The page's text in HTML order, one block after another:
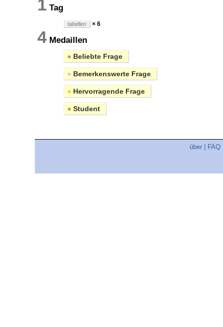
1 Tag
tabellen × 6
4 Medaillen
● Beliebte Frage
● Bemerkenswerte Frage
● Hervorragende Frage
● Student
über FAQ